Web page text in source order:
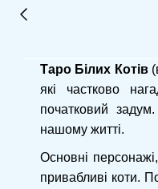
Таро Білих Котів
які частково
початковий
нашому житті.
Основні
привабливі коти.